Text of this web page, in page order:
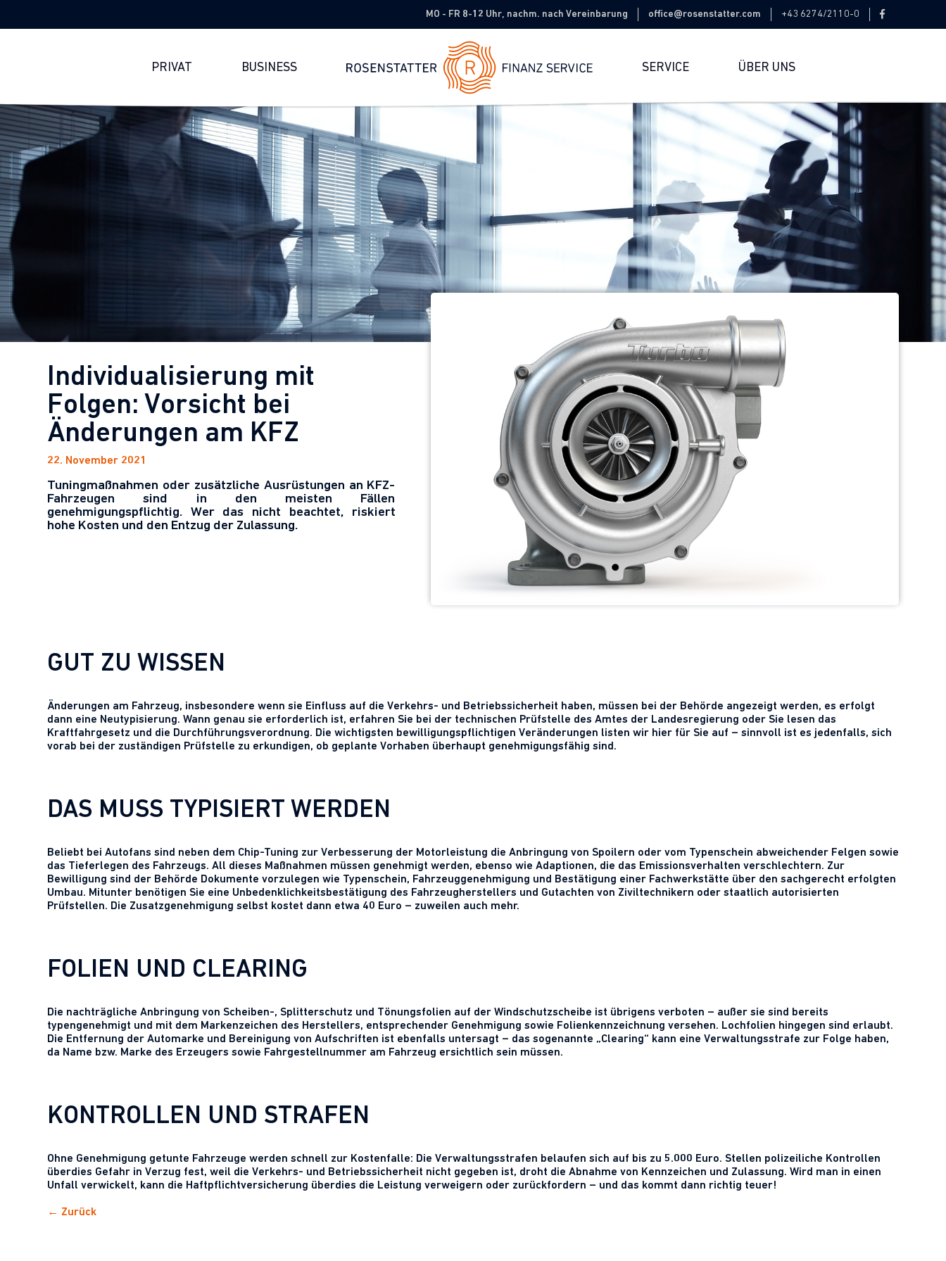
MO - FR 8-12 Uhr, nachm. nach Vereinbarung office@rosenstatter.com +43 6274/2110-0
PRIVAT BUSINESS SERVICE ÜBER UNS
Individualisierung mit
Folgen: Vorsicht bei
Änderungen am KFZ
22. November 2021
Tuningmaßnahmen oder zusätzliche Ausrüstungen an KFZ-
Fahrzeugen sind in den meisten Fällen
genehmigungspflichtig. Wer das nicht beachtet, riskiert
hohe Kosten und den Entzug der Zulassung.
GUT ZU WISSEN
Änderungen am Fahrzeug, insbesondere wenn sie Einfluss auf die Verkehrs- und Betriebssicherheit haben, müssen bei der Behörde angezeigt werden, es erfolgt
dann eine Neutypisierung. Wann genau sie erforderlich ist, erfahren Sie bei der technischen Prüfstelle des Amtes der Landesregierung oder Sie lesen das
Kraftfahrgesetz und die Durchführungsverordnung. Die wichtigsten bewilligungspflichtigen Veränderungen listen wir hier für Sie auf – sinnvoll ist es jedenfalls, sich
vorab bei der zuständigen Prüfstelle zu erkundigen, ob geplante Vorhaben überhaupt genehmigungsfähig sind.
DAS MUSS TYPISIERT WERDEN
Beliebt bei Autofans sind neben dem Chip-Tuning zur Verbesserung der Motorleistung die Anbringung von Spoilern oder vom Typenschein abweichender Felgen sowie
das Tieferlegen des Fahrzeugs. All dieses Maßnahmen müssen genehmigt werden, ebenso wie Adaptionen, die das Emissionsverhalten verschlechtern. Zur
Bewilligung sind der Behörde Dokumente vorzulegen wie Typenschein, Fahrzeuggenehmigung und Bestätigung einer Fachwerkstätte über den sachgerecht erfolgten
Umbau. Mitunter benötigen Sie eine Unbedenklichkeitsbestätigung des Fahrzeugherstellers und Gutachten von Ziviltechnikern oder staatlich autorisierten
Prüfstellen. Die Zusatzgenehmigung selbst kostet dann etwa 40 Euro – zuweilen auch mehr.
FOLIEN UND CLEARING
Die nachträgliche Anbringung von Scheiben-, Splitterschutz und Tönungsfolien auf der Windschutzscheibe ist übrigens verboten – außer sie sind bereits
typengenehmigt und mit dem Markenzeichen des Herstellers, entsprechender Genehmigung sowie Folienkennzeichnung versehen. Lochfolien hingegen sind erlaubt.
Die Entfernung der Automarke und Bereinigung von Aufschriften ist ebenfalls untersagt – das sogenannte „Clearing“ kann eine Verwaltungsstrafe zur Folge haben,
da Name bzw. Marke des Erzeugers sowie Fahrgestellnummer am Fahrzeug ersichtlich sein müssen.
KONTROLLEN UND STRAFEN
Ohne Genehmigung getunte Fahrzeuge werden schnell zur Kostenfalle: Die Verwaltungsstrafen belaufen sich auf bis zu 5.000 Euro. Stellen polizeiliche Kontrollen
überdies Gefahr in Verzug fest, weil die Verkehrs- und Betriebssicherheit nicht gegeben ist, droht die Abnahme von Kennzeichen und Zulassung. Wird man in einen
Unfall verwickelt, kann die Haftpflichtversicherung überdies die Leistung verweigern oder zurückfordern – und das kommt dann richtig teuer!
← Zurück